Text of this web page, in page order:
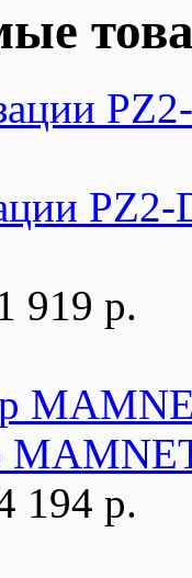
919 р.
194 р.